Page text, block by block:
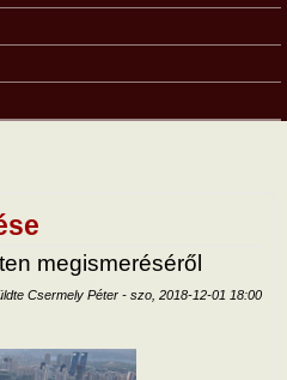
megismeréséről
Csermely Péter - szo, 2018-12-01 18:00